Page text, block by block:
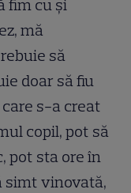
fim cu și
mă
să
doar să fiu
s-a creat
copil, pot să
pot sta ore în
simt vinovată,